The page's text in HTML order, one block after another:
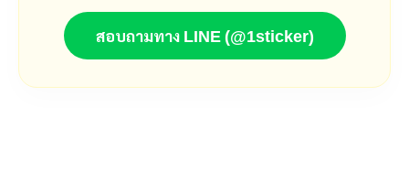
สอบถามทาง LINE (@1sticker)